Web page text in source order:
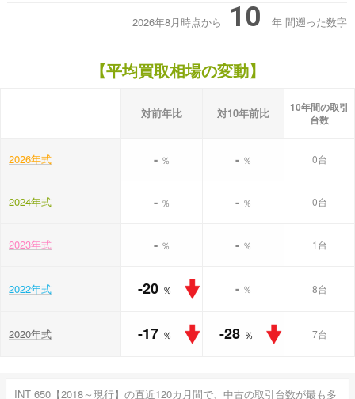
2026年8月時点から 10 年 間遡った数字
【平均買取相場の変動】
対前年比 対10年前比
10年間の取引
台数
2026年式 - ％ - ％ 0台
2024年式 - ％ - ％ 0台
2023年式 - ％ - ％ 1台
2022年式 -20 ％ - ％ 8台
2020年式 -17 ％ -28 ％ 7台
INT 650【2018～現行】の直近120カ月間で、中古の取引台数が最も多